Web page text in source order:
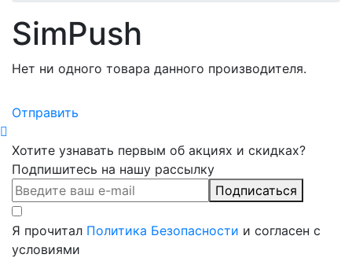
SimPush
Нет ни одного товара данного производителя.
Отправить
Хотите узнавать первым об акциях и скидках?
Подпишитесь на нашу рассылку
Подписаться
Я прочитал Политика Безопасности и согласен с
условиями